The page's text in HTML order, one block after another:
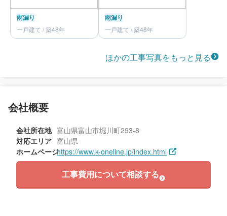
雨漏り
一戸建て / 築48年
雨漏り
一戸建て / 築48年
ほかの工事写真をもっと見る
会社概要
会社所在地 富山県富山市堀川町293-8
対応エリア 富山県
ホームページhttps://www.k-oneline.jp/index.html
工事費用について相談する